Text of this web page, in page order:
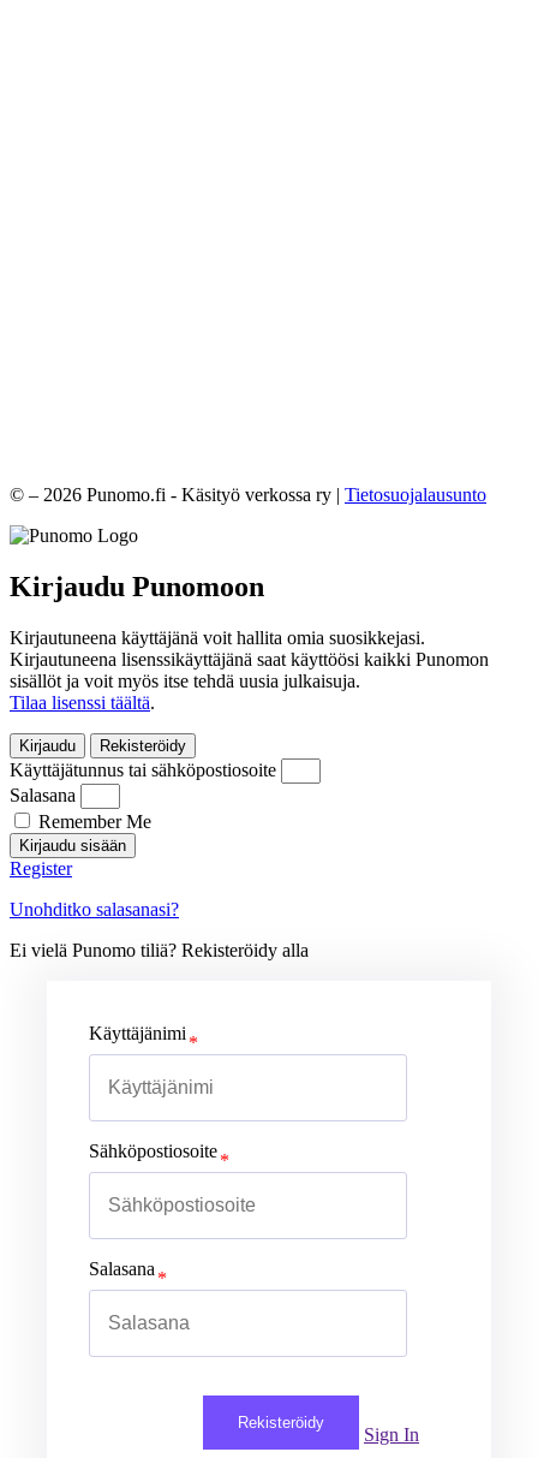
© – 2026 Punomo.fi - Käsityö verkossa ry | Tietosuojalausunto
Kirjaudu Punomoon
Kirjautuneena käyttäjänä voit hallita omia suosikkejasi.
Kirjautuneena lisenssikäyttäjänä saat käyttöösi kaikki Punomon
sisällöt ja voit myös itse tehdä uusia julkaisuja.
Tilaa lisenssi täältä.
Kirjaudu Rekisteröidy
Käyttäjätunnus tai sähköpostiosoite
Salasana
Remember Me
Kirjaudu sisään
Register
Unohditko salasanasi?
Ei vielä Punomo tiliä? Rekisteröidy alla
Käyttäjänimi
Sähköpostiosoite
Salasana
Rekisteröidy
Sign In